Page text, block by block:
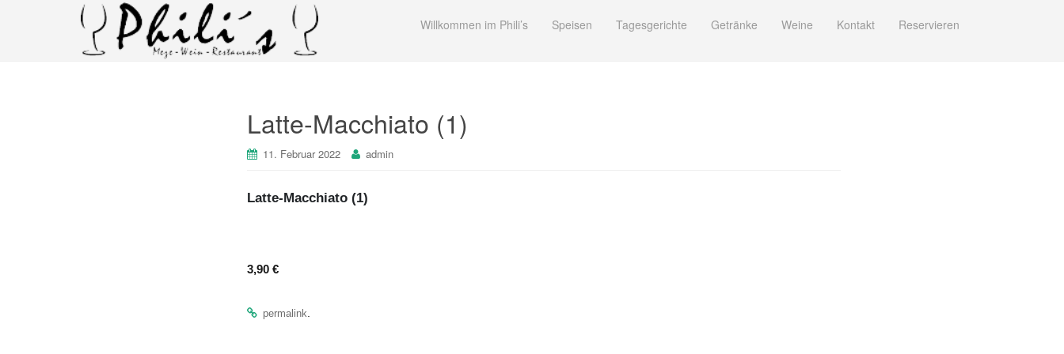
Willkommen im Phili’s Speisen Tagesgerichte Getränke Weine Kontakt Reservieren
Latte-Macchiato (1)
11. Februar 2022 admin
Latte-Macchiato (1)
3,90 €
permalink